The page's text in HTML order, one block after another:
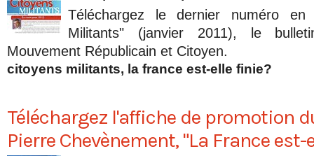
Téléchargez le dernier numéro
Militants" (janvier 2011), le
Mouvement Républicain et Citoyen.
citoyens militants, la france est-elle finie?
Téléchargez l'affiche de promotion
Pierre Chevènement, "La France